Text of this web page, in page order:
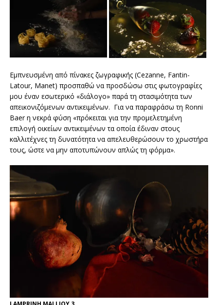
Εμπνευσμένη από πίνακες ζωγραφικής (Cezanne, Fantin-
Latour, Manet) προσπαθώ να προσδώσω στις φωτογραφίες
μου έναν εσωτερικό «διάλογο» παρά τη στασιμότητα των
απεικονιζόμενων αντικειμένων. Για να παραφράσω τη Ronni
Baer η νεκρά φύση «πρόκειται για την προμελετημένη
επιλογή οικείων αντικειμένων τα οποία έδιναν στους
καλλιτέχνες τη δυνατότητα να απελευθερώσουν το χρωστήρα
τους, ώστε να μην αποτυπώνουν απλώς τη φόρμα».